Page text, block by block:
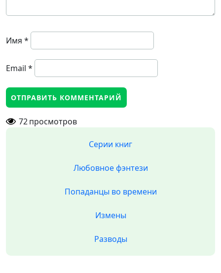
Имя *
Email *
72просмотров
Серии книг
Любовное фэнтези
Попаданцы во времени
Измены
Разводы